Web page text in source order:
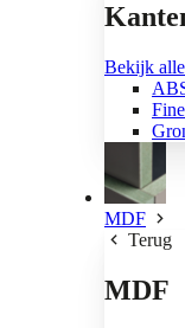
Bekijk
MDF
Terug
MDF